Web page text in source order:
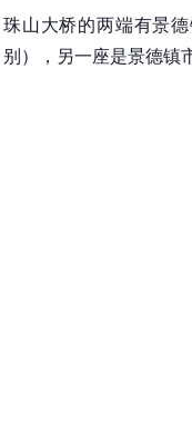
珠山大桥的两端有景
别），另一座是景德镇